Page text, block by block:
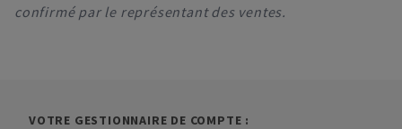
confirmé par le représentant des ventes.
VOTRE GESTIONNAIRE DE COMPTE :